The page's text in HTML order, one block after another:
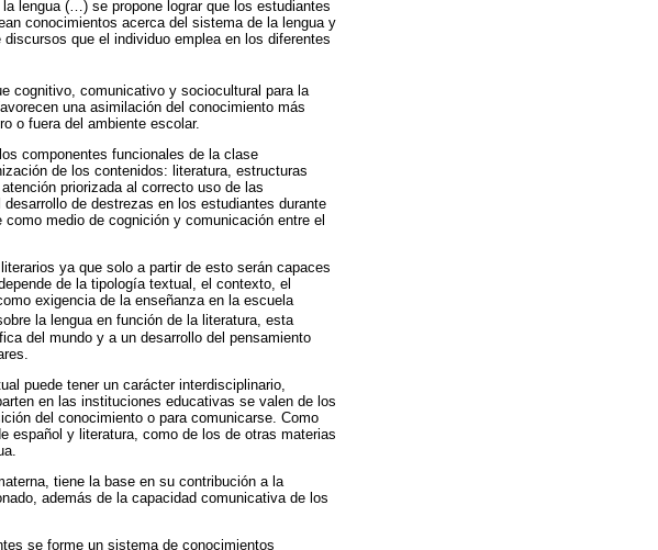
lengua (…) se propone lograr que los estudiantes
conocimientos acerca del sistema de la lengua y
que el individuo emplea en los diferentes
cognitivo, comunicativo y sociocultural para la
una asimilación del conocimiento más
o fuera del ambiente escolar.
componentes funcionales de la clase
de los contenidos: literatura, estructuras
priorizada al correcto uso de las
de destrezas en los estudiantes durante
medio de cognición y comunicación entre el
ya que solo a partir de esto serán capaces
de la tipología textual, el contexto, el
exigencia de la enseñanza en la escuela
la lengua en función de la literatura, esta
del mundo y a un desarrollo del pensamiento
puede tener un carácter interdisciplinario,
en las instituciones educativas se valen de los
del conocimiento o para comunicarse. Como
español y literatura, como de los de otras materias
tiene la base en su contribución a la
además de la capacidad comunicativa de los
se forme un sistema de conocimientos